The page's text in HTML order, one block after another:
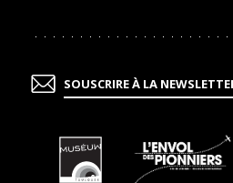
SOUSCRIRE À LA